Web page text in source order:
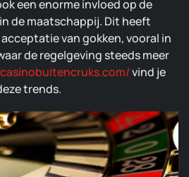
een enorme invloed op de
de maatschappij. Dit heeft
van gokken, vooral in
de regelgeving steeds meer
vind je
trends.